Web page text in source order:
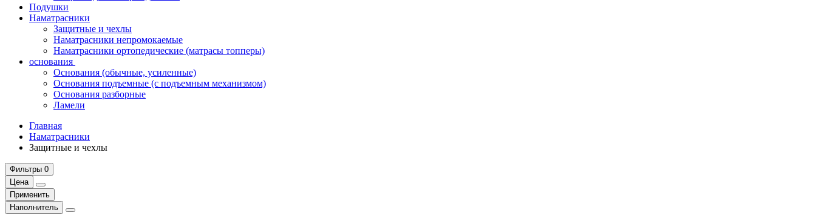
Подушки
Наматрасники
Защитные и чехлы
Наматрасники непромокаемые
Наматрасники ортопедические (матрасы топперы)
основания
Основания (обычные, усиленные)
Основания подъемные (с подъемным механизмом)
Основания разборные
Ламели
Главная
Наматрасники
Защитные и чехлы
Фильтры 0
Цена
Применить
Наполнитель